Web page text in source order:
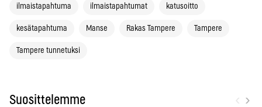
ilmaistapahtuma ilmaistapahtumat katusoitto
kesätapahtuma Manse Rakas Tampere Tampere
Tampere tunnetuksi
Suosittelemme ›